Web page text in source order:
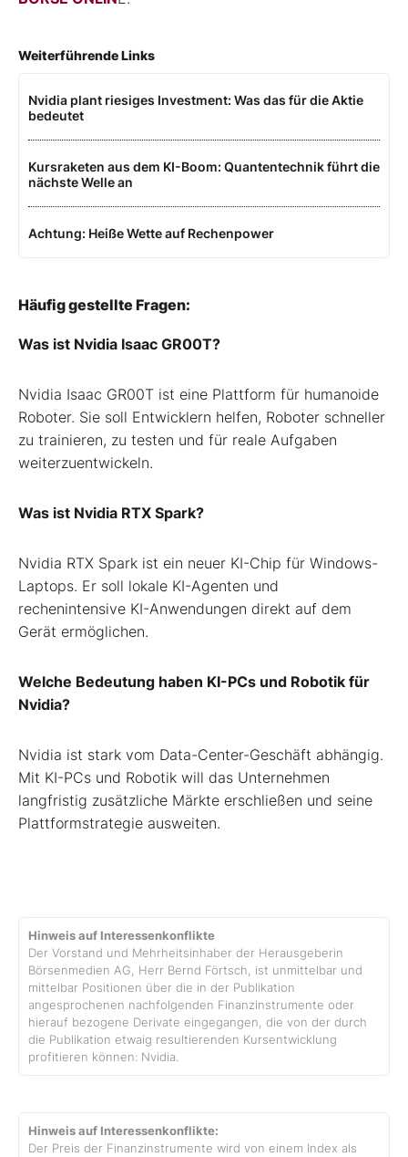
Weiterführende Links
Nvidia plant riesiges Investment: Was das für die Aktie
bedeutet
Kursraketen aus dem KI-Boom: Quantentechnik führt die
nächste Welle an
Achtung: Heiße Wette auf Rechenpower
Häufig gestellte Fragen:
Was ist Nvidia Isaac GR00T?
Nvidia Isaac GR00T ist eine Plattform für humanoide
Roboter. Sie soll Entwicklern helfen, Roboter schneller
zu trainieren, zu testen und für reale Aufgaben
weiterzuentwickeln.
Was ist Nvidia RTX Spark?
Nvidia RTX Spark ist ein neuer KI-Chip für Windows-
Laptops. Er soll lokale KI-Agenten und
rechenintensive KI-Anwendungen direkt auf dem
Gerät ermöglichen.
Welche Bedeutung haben KI-PCs und Robotik für
Nvidia?
Nvidia ist stark vom Data-Center-Geschäft abhängig.
Mit KI-PCs und Robotik will das Unternehmen
langfristig zusätzliche Märkte erschließen und seine
Plattformstrategie ausweiten.
Hinweis auf Interessenkonflikte
Der Vorstand und Mehrheitsinhaber der Herausgeberin
Börsenmedien AG, Herr Bernd Förtsch, ist unmittelbar und
mittelbar Positionen über die in der Publikation
angesprochenen nachfolgenden Finanzinstrumente oder
hierauf bezogene Derivate eingegangen, die von der durch
die Publikation etwaig resultierenden Kursentwicklung
profitieren können: Nvidia.
Hinweis auf Interessenkonflikte:
Der Preis der Finanzinstrumente wird von einem Index als